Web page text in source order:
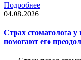
Подробнее
04.08.2026
Страх стоматолога
помогают его